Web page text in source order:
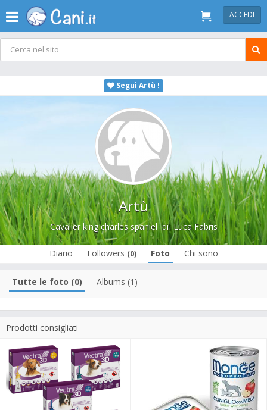
ACCEDI
Segui Artù !
Artù
Cavalier king charles spaniel diLuca Fabris
Diario Followers (0) Foto Chi sono
Tutte le foto (0) Albums (1)
Prodotti consigliati